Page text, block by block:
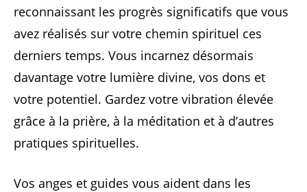
reconnaissant les progrès significatifs que vous
avez réalisés sur votre chemin spirituel ces
derniers temps. Vous incarnez désormais
davantage votre lumière divine, vos dons et
votre potentiel. Gardez votre vibration élevée
grâce à la prière, à la méditation et à d’autres
pratiques spirituelles.
Vos anges et guides vous aident dans les